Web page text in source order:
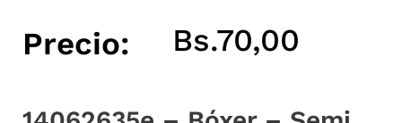
Precio: Bs.70,00